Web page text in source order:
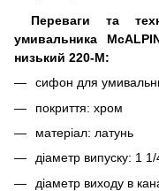
Переваги та
умивальника
низький 220-M:
сифон для
покриття: хром
матеріал: латунь
діаметр випуску: 1 1/
діаметр виходу в